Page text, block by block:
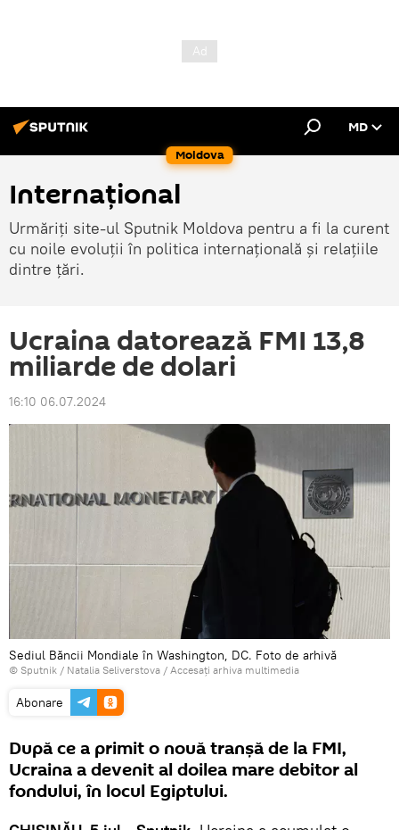
Moldova
MD
Internațional
Urmăriți site-ul Sputnik Moldova pentru a fi la curent
cu noile evoluții în politica internațională și relațiile
dintre țări.
Ucraina datorează FMI 13,8
miliarde de dolari
16:10 06.07.2024
Sediul Băncii Mondiale în Washington, DC. Foto de arhivă
© Sputnik / Natalia Seliverstova / Accesați arhiva multimedia
Abonare
După ce a primit o nouă tranșă de la FMI,
Ucraina a devenit al doilea mare debitor al
fondului, în locul Egiptului.